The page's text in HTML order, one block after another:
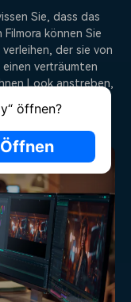
Sie, dass das
können Sie
der sie von
verträumten
Look anstreben,
öffnen?
Öffnen